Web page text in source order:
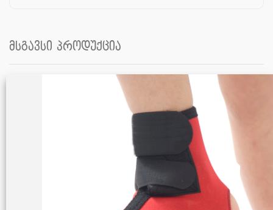
მსგავსი პროდუქცია